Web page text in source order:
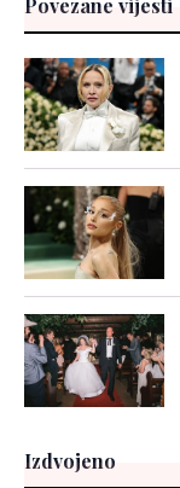
Povezane vijesti
Izdvojeno